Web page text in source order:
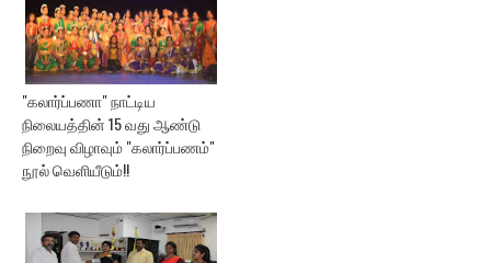
"கலார்ப்பணா" நாட்டிய
நிலையத்தின் 15 வது ஆண்டு
நிறைவு விழாவும் "கலார்ப்பணம்"
நூல் வெளியீடும்!!